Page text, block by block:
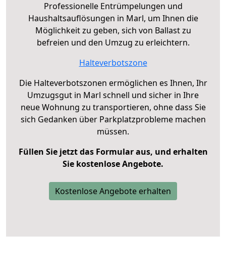
Professionelle Entrümpelungen und
Haushaltsauflösungen in Marl, um Ihnen die
Möglichkeit zu geben, sich von Ballast zu
befreien und den Umzug zu erleichtern.
Halteverbotszone
Die Halteverbotszonen ermöglichen es Ihnen, Ihr
Umzugsgut in Marl schnell und sicher in Ihre
neue Wohnung zu transportieren, ohne dass Sie
sich Gedanken über Parkplatzprobleme machen
müssen.
Füllen Sie jetzt das Formular aus, und erhalten
Sie kostenlose Angebote.
Kostenlose Angebote erhalten